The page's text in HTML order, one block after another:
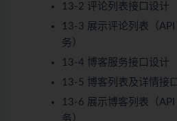
13-2 评论列表接口设计
13-3 展示评论列表（
务）
13-4 博客服务接口设计
13-5 博客列表及详情接
13-6 展示博客列表（
务）